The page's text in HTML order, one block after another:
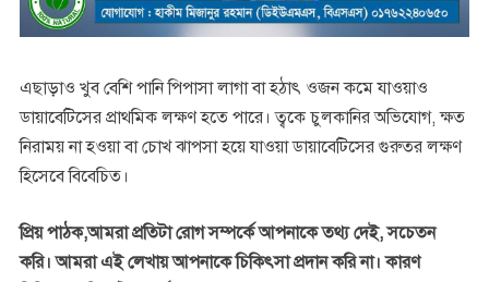
এছাড়াও খুব বেশি পানি পিপাসা লাগা বা হঠাৎ ওজন কমে যাওয়াও
ডায়াবেটিসের প্রাথমিক লক্ষণ হতে পারে। ত্বকে চুলকানির অভিযোগ, ক্ষত
নিরাময় না হওয়া বা চোখ ঝাপসা হয়ে যাওয়া ডায়াবেটিসের গুরুতর লক্ষণ
হিসেবে বিবেচিত।
প্রিয় পাঠক,আমরা প্রতিটা রোগ সম্পর্কে আপনাকে তথ্য দেই, সচেতন
করি। আমরা এই লেখায় আপনাকে চিকিৎসা প্রদান করি না। কারণ